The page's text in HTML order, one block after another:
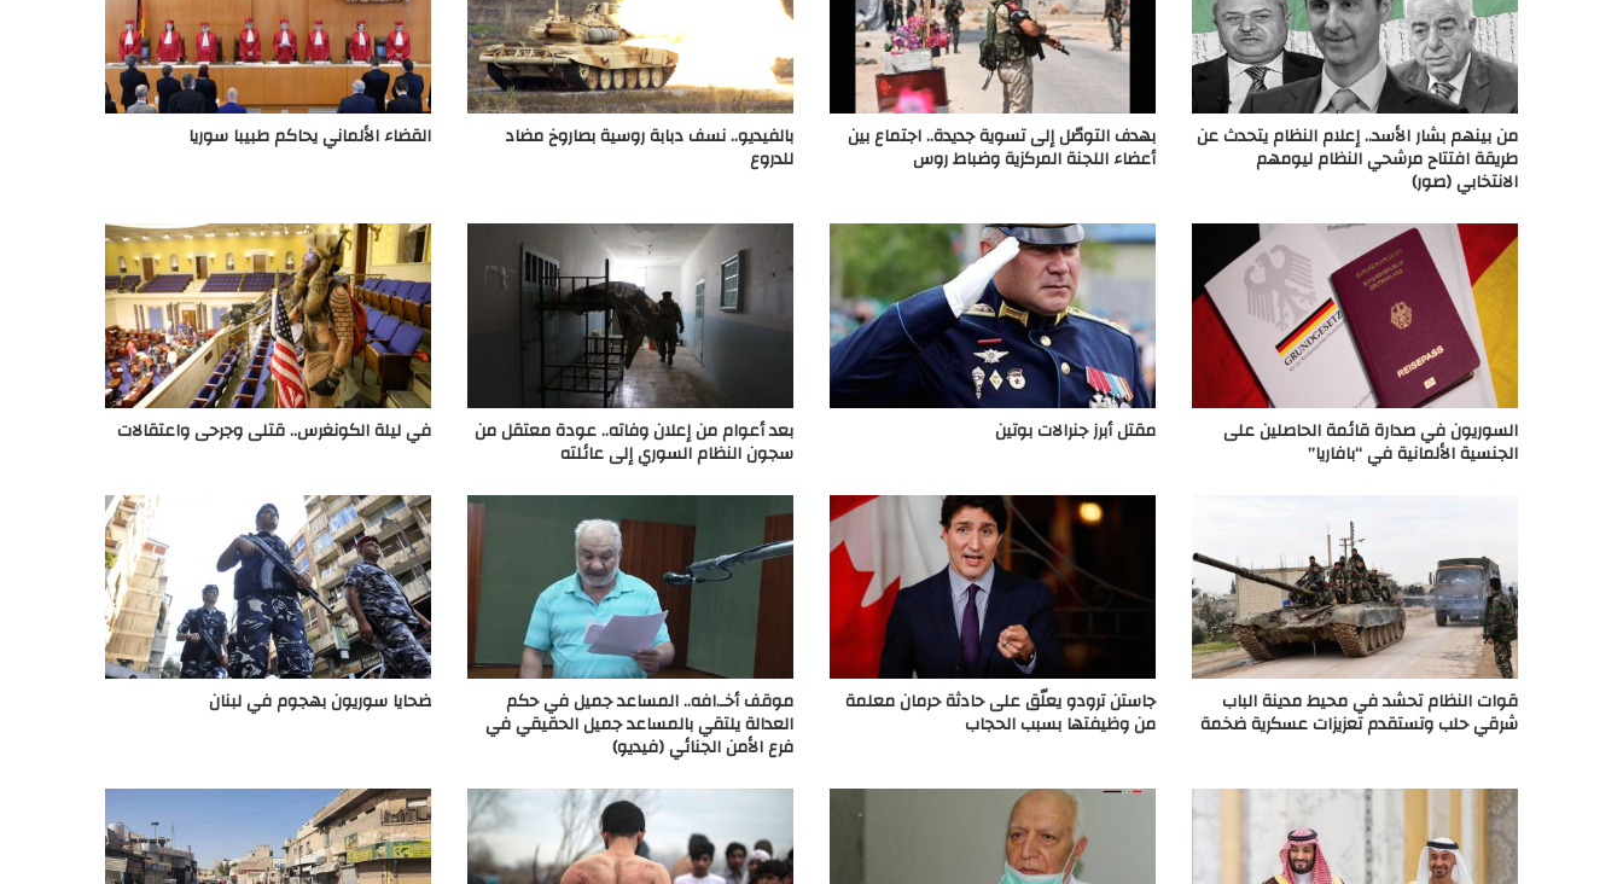
من بينهم بشار الأسد.. إعلام النظام يتحدث عن
طريقة افتتاح مرشحي النظام ليومهم
الانتخابي (صور)
بهدف التوصّل إلى تسوية جديدة.. اجتماع بين
أعضاء اللجنة المركزية وضباط روس
بالفيديو.. نسف دبابة روسية بصاروخ مضاد
للدروع
القضاء الألماني يحاكم طبيبا سوريا
السوريون في صدارة قائمة الحاصلين على
الجنسية الألمانية في “بافاريا”
مقتل أبرز جنرالات بوتين بعد أعوام من إعلان وفاته.. عودة معتقل من
سجون النظام السوري إلى عائلته
في ليلة الكونغرس.. قتلى وجرحى واعتقالات
قوات النظام تحشد في محيط مدينة الباب
شرقي حلب وتستقدم تعزيزات عسكرية ضخمة
جاستن ترودو يعلّق على حادثة حرمان معلمة
من وظيفتها بسبب الحجاب
موقف أخـ.افه.. المساعد جميل في حكم
العدالة يلتقي بالمساعد جميل الحقيقي في
فرع الأمن الجنائي (فيديو)
ضحايا سوريون بهجوم في لبنان